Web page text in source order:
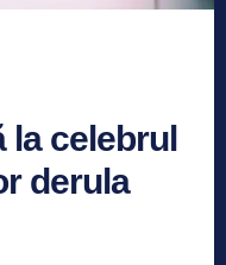
celebrul
derula